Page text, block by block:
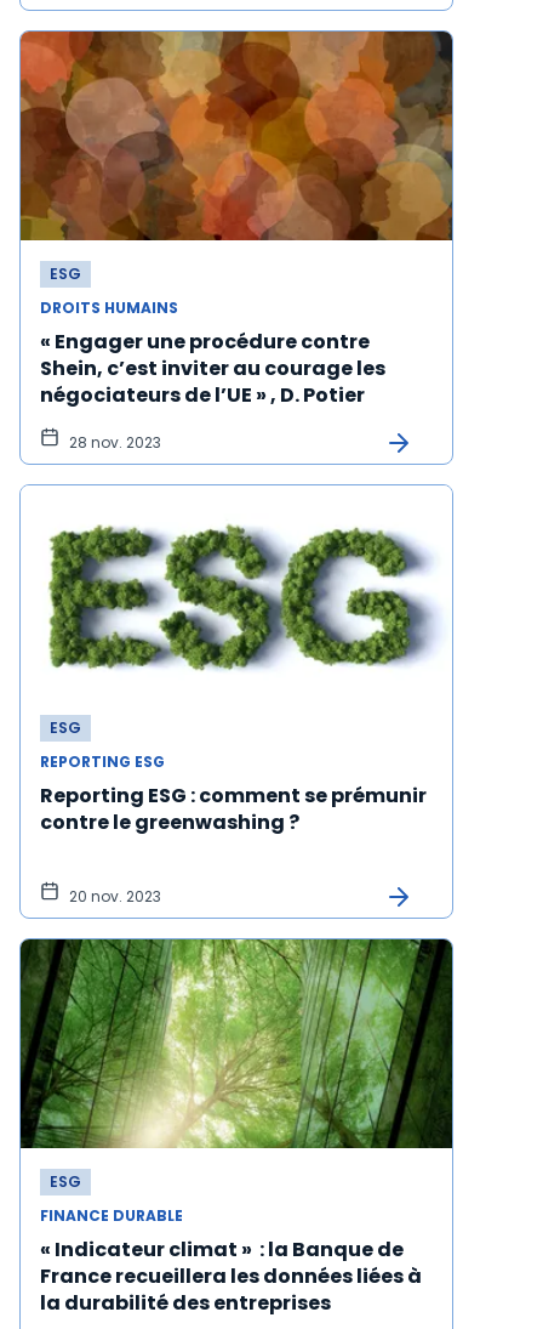
ESG
DROITS HUMAINS
« Engager une procédure contre
Shein, c’est inviter au courage les
négociateurs de l’UE » , D. Potier
28 nov. 2023
ESG
REPORTING ESG
Reporting ESG : comment se prémunir
contre le greenwashing ?
20 nov. 2023
ESG
FINANCE DURABLE
« Indicateur climat » : la Banque de
France recueillera les données liées à
la durabilité des entreprises